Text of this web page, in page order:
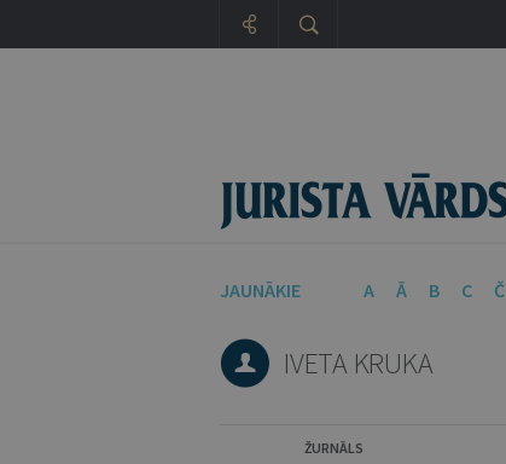
JAUNĀKIE A Ā B C Č
IVETA KRUKA
ŽURNĀLS